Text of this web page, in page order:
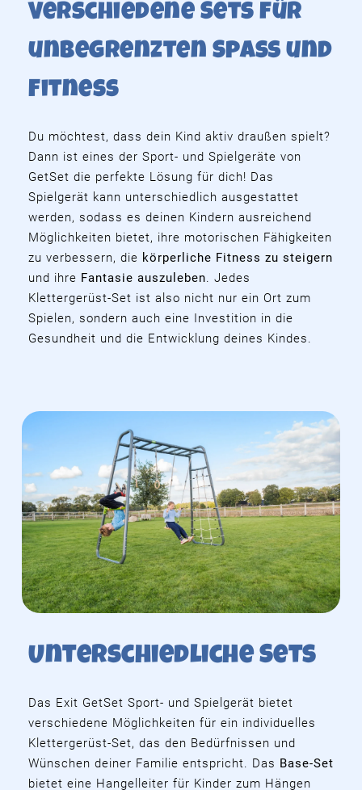
Verschiedene Sets für
unbegrenzten Spaß und
Fitness
Du möchtest, dass dein Kind aktiv draußen spielt?
Dann ist eines der Sport- und Spielgeräte von
GetSet die perfekte Lösung für dich! Das
Spielgerät kann unterschiedlich ausgestattet
werden, sodass es deinen Kindern ausreichend
Möglichkeiten bietet, ihre motorischen Fähigkeiten
zu verbessern, die körperliche Fitness zu steigern
und ihre Fantasie auszuleben. Jedes
Klettergerüst-Set ist also nicht nur ein Ort zum
Spielen, sondern auch eine Investition in die
Gesundheit und die Entwicklung deines Kindes.
Unterschiedliche Sets
Das Exit GetSet Sport- und Spielgerät bietet
verschiedene Möglichkeiten für ein individuelles
Klettergerüst-Set, das den Bedürfnissen und
Wünschen deiner Familie entspricht. Das Base-Set
bietet eine Hangelleiter für Kinder zum Hängen